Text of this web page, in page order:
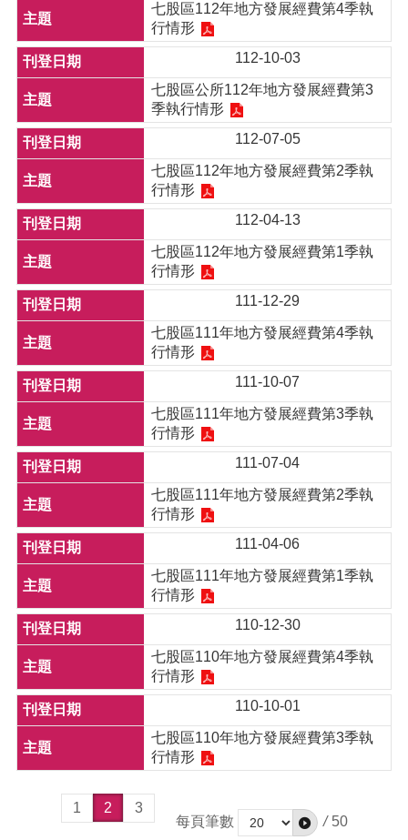
七股區112年地方發展經費第4季執
行情形
112-10-03
七股區公所112年地方發展經費第3
季執行情形
112-07-05
七股區112年地方發展經費第2季執
行情形
112-04-13
七股區112年地方發展經費第1季執
行情形
111-12-29
七股區111年地方發展經費第4季執
行情形
111-10-07
七股區111年地方發展經費第3季執
行情形
111-07-04
七股區111年地方發展經費第2季執
行情形
111-04-06
七股區111年地方發展經費第1季執
行情形
110-12-30
七股區110年地方發展經費第4季執
行情形
110-10-01
七股區110年地方發展經費第3季執
行情形
1 2
3
每頁筆數
/ 50